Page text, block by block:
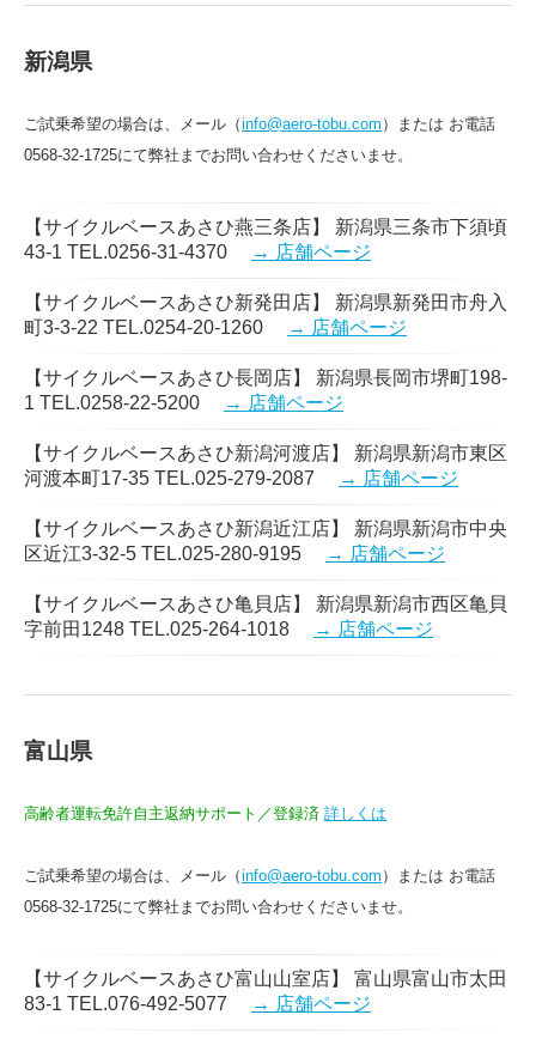
新潟県
ご試乗希望の場合は、メール（info@aero-tobu.com ）または お電話
0568-32-1725にて弊社までお問い合わせくださいませ。
【サイクルベースあさひ燕三条店】 新潟県三条市下須頃
43-1 TEL.0256-31-4370
→ 店舗ページ
【サイクルベースあさひ新発田店】 新潟県新発田市舟入
町3-3-22 TEL.0254-20-1260
→ 店舗ページ
【サイクルベースあさひ長岡店】 新潟県長岡市堺町198-
1 TEL.0258-22-5200
→ 店舗ページ
【サイクルベースあさひ新潟河渡店】 新潟県新潟市東区
河渡本町17-35 TEL.025-279-2087
→ 店舗ページ
【サイクルベースあさひ新潟近江店】 新潟県新潟市中央
区近江3-32-5 TEL.025-280-9195
→ 店舗ページ
【サイクルベースあさひ亀貝店】 新潟県新潟市西区亀貝
字前田1248 TEL.025-264-1018
→ 店舗ページ
富山県
高齢者運転免許自主返納サポート／登録済 詳しくは
ご試乗希望の場合は、メール（info@aero-tobu.com ）または お電話
0568-32-1725にて弊社までお問い合わせくださいませ。
【サイクルベースあさひ富山山室店】 富山県富山市太田
83-1 TEL.076-492-5077
→ 店舗ページ